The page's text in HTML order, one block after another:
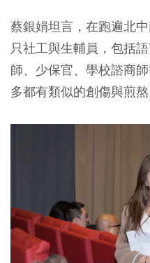
蔡銀娟坦言，在跑遍北
只社工與生輔員，包括
師、少保官、學校諮商
多都有類似的創傷與煎熬